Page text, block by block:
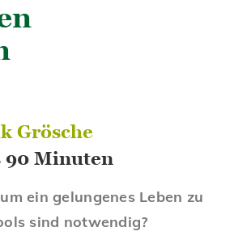
Grösche
90 Minuten
ein gelungenes Leben zu
sind notwendig?